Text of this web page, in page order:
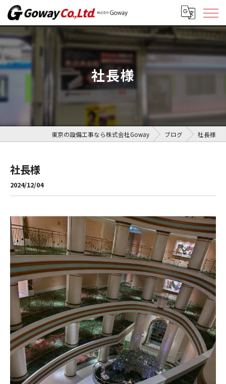
社長様
東京の設備工事なら株式会社Goway ブログ 社長様
社長様
2024/12/04